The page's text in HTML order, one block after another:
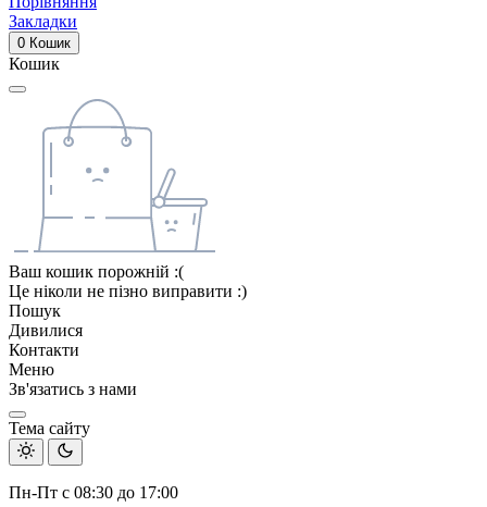
Закладки
0 Кошик
Кошик
Ваш кошик порожній :(
Це ніколи не пізно виправити :)
Пошук
Дивилися
Контакти
Меню
Зв'язатись з нами
Тема сайту
Пн-Пт с 08:30 до 17:00